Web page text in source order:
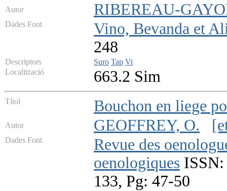
Autor RIBEREAU-
Dades Font
Vino, Bevanda et
248
Descriptors Suro Tap Vi
Localització
663.2 Sim
Títol Bouchon en liege
Autor GEOFFREY, O.
Dades Font
Revue des
oenologiques
133, Pg: 47-50